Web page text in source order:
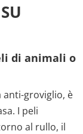
di animali o
anti-groviglio, è
I peli
al rullo, il